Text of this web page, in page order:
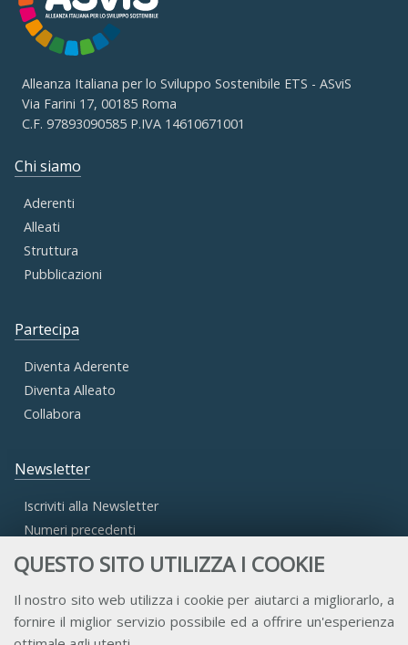
QUESTO SITO UTILIZZA I COOKIE
Il nostro sito web utilizza i cookie per aiutarci a migliorarlo, a
fornire il miglior servizio possibile ed a offrire un'esperienza
Alleanza Italiana per lo Sviluppo Sostenibile ETS - ASviS
Via Farini 17, 00185 Roma
C.F. 97893090585 P.IVA 14610671001
Chi siamo
Aderenti
Alleati
Struttura
Pubblicazioni
Partecipa
Diventa Aderente
Diventa Alleato
Collabora
Newsletter
Iscriviti alla Newsletter
Numeri precedenti
Accesso Aderenti